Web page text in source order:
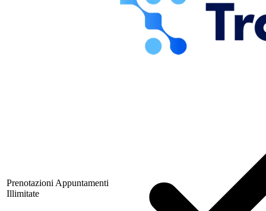
Prenotazioni Appuntamenti
Illimitate